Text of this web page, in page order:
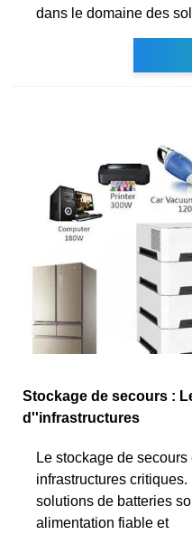
dans le domaine des
Stockage de secours :
d''infrastructures
Le stockage de
infrastructures
solutions de batteries
alimentation fiable et